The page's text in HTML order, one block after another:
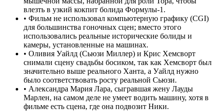
влезть в узкий кокпит болида Формулы-1.
• Фильм не использовал компьютерную графику (CGI)
для большинства гоночных сцен; вместо этого
использовались реальные исторические болиды и
камеры, установленные на машинах.
• Оливия Уайлд (Сьюзи Миллер) и Крис Хемсворт
снимали сцену свадьбы босиком, так как Хемсворт был
значительно выше реального Ханта, а Уайлд нужно
было соответствовать росту реальной Сьюзи.
• Александра Мария Лара, сыгравшая жену Лауды
Марлен, на самом деле не умеет водить машину, хотя в
фильме есть сцена, где она подвозит Ники.